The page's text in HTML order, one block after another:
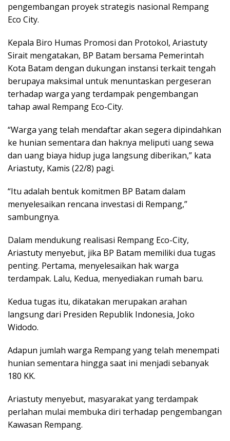
pengembangan proyek strategis nasional Rempang
Eco City.
Kepala Biro Humas Promosi dan Protokol, Ariastuty
Sirait mengatakan, BP Batam bersama Pemerintah
Kota Batam dengan dukungan instansi terkait tengah
berupaya maksimal untuk menuntaskan pergeseran
terhadap warga yang terdampak pengembangan
tahap awal Rempang Eco-City.
“Warga yang telah mendaftar akan segera dipindahkan
ke hunian sementara dan haknya meliputi uang sewa
dan uang biaya hidup juga langsung diberikan,” kata
Ariastuty, Kamis (22/8) pagi.
“Itu adalah bentuk komitmen BP Batam dalam
menyelesaikan rencana investasi di Rempang,”
sambungnya.
Dalam mendukung realisasi Rempang Eco-City,
Ariastuty menyebut, jika BP Batam memiliki dua tugas
penting. Pertama, menyelesaikan hak warga
terdampak. Lalu, Kedua, menyediakan rumah baru.
Kedua tugas itu, dikatakan merupakan arahan
langsung dari Presiden Republik Indonesia, Joko
Widodo.
Adapun jumlah warga Rempang yang telah menempati
hunian sementara hingga saat ini menjadi sebanyak
180 KK.
Ariastuty menyebut, masyarakat yang terdampak
perlahan mulai membuka diri terhadap pengembangan
Kawasan Rempang.